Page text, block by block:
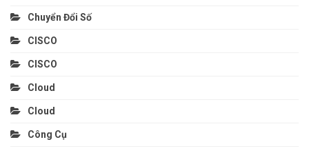
Chuyển Đổi Số
CISCO
CISCO
Cloud
Cloud
Công Cụ